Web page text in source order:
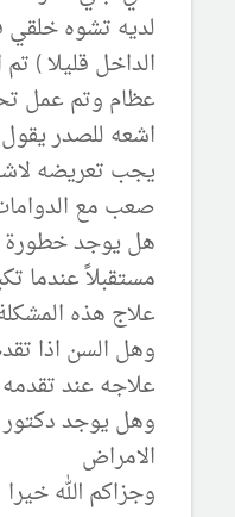
لديه تشوه خلقي
الداخل قليلا )
عظام وتم عمل
اشعه للصدر
يجب تعريضه
صعب مع
هل يوجد خطورة
مستقبلاً عندما
علاج هذه
وهل السن اذا
علاجه عند
وهل يوجد
الامراض
وجزاكم الله خيرا